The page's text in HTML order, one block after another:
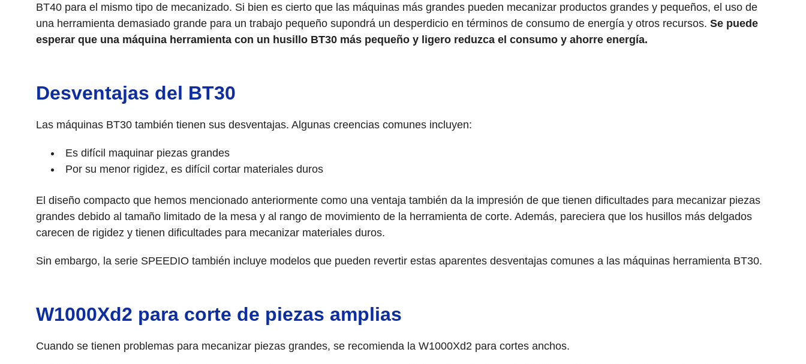
BT40 para el mismo tipo de mecanizado. Si bien es cierto que las máquinas más grandes pueden mecanizar productos grandes y pequeños, el uso de
una herramienta demasiado grande para un trabajo pequeño supondrá un desperdicio en términos de consumo de energía y otros recursos. Se puede
esperar que una máquina herramienta con un husillo BT30 más pequeño y ligero reduzca el consumo y ahorre energía.
Desventajas del BT30
Las máquinas BT30 también tienen sus desventajas. Algunas creencias comunes incluyen:
Es difícil maquinar piezas grandes
Por su menor rigidez, es difícil cortar materiales duros
El diseño compacto que hemos mencionado anteriormente como una ventaja también da la impresión de que tienen dificultades para mecanizar piezas
grandes debido al tamaño limitado de la mesa y al rango de movimiento de la herramienta de corte. Además, pareciera que los husillos más delgados
carecen de rigidez y tienen dificultades para mecanizar materiales duros.
Sin embargo, la serie SPEEDIO también incluye modelos que pueden revertir estas aparentes desventajas comunes a las máquinas herramienta BT30.
W1000Xd2 para corte de piezas amplias
Cuando se tienen problemas para mecanizar piezas grandes, se recomienda la W1000Xd2 para cortes anchos.